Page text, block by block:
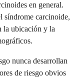
en general.
síndrome carcinoide,
la ubicación y la
nunca desarrollan
de riesgo obvios